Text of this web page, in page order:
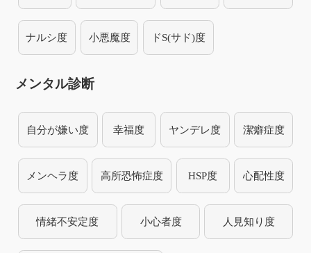
ナルシ度 小悪魔度 ドS(サド)度
メンタル診断
自分が嫌い度 幸福度 ヤンデレ度 潔癖症度
メンヘラ度 高所恐怖症度 HSP度 心配性度
情緒不安定度 小心者度 人見知り度